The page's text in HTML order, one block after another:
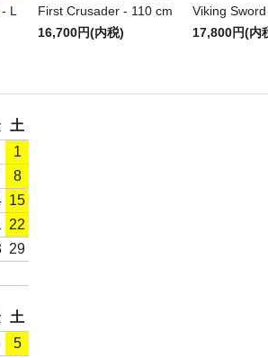
- L
First Crusader - 110 cm
16,700円(内税)
Viking Sword
17,800円(内
土
1
8
15
22
29
土
5